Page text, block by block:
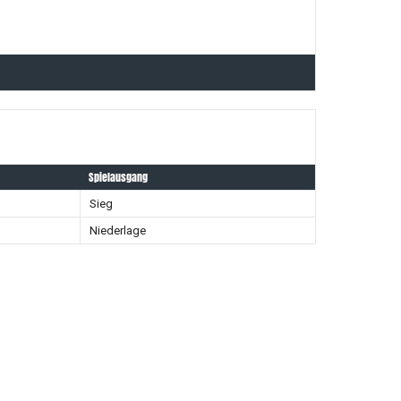
Spielausgang
Sieg
Niederlage